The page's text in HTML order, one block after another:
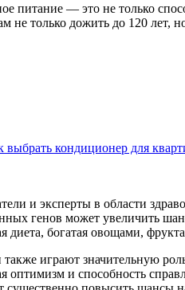
питание — это не только
не только дожить до 120 лет,
выбрать кондиционер для
и эксперты в области
генов может увеличить
диета, богатая овощами,
играют значительную
оптимизм и способность